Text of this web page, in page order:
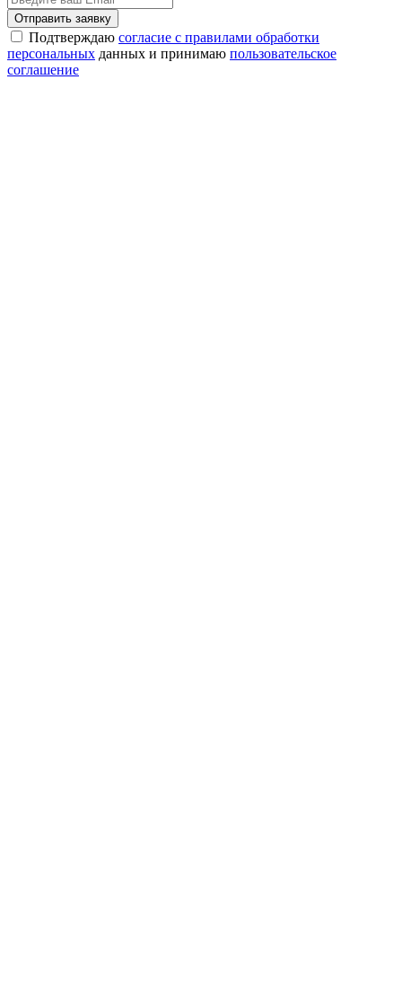
Отправить заявку
Подтверждаю согласие с правилами обработки
персональных данных и принимаю пользовательское
соглашение